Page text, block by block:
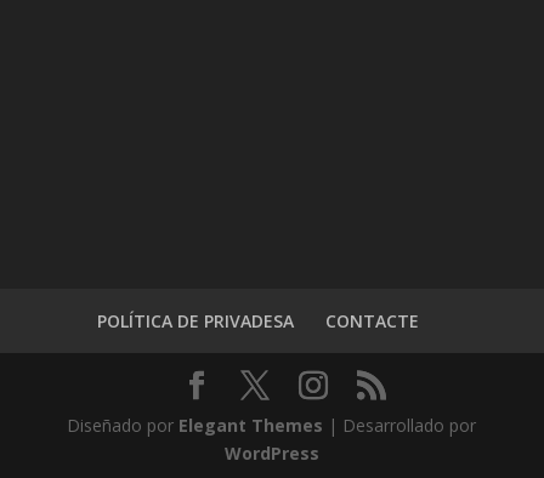
POLÍTICA DE PRIVADESA CONTACTE
Diseñado por Elegant Themes | Desarrollado por
WordPress